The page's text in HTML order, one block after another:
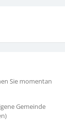
Sie momentan
Gemeinde